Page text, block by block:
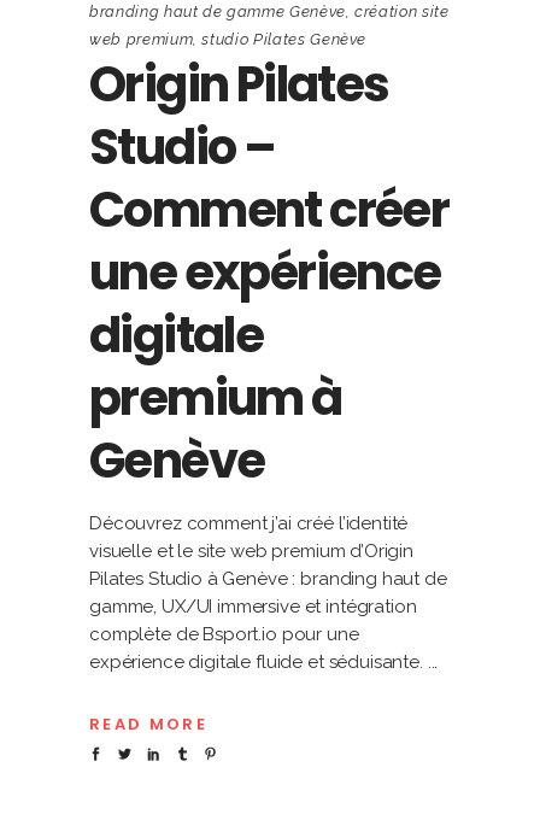
branding haut de gamme Genève ,création site
web premium ,studio Pilates Genève
Origin Pilates
Studio –
Comment créer
une expérience
digitale
premium à
Genève
Découvrez comment j’ai créé l’identité
visuelle et le site web premium d’Origin
Pilates Studio à Genève : branding haut de
gamme, UX/UI immersive et intégration
complète de Bsport.io pour une
expérience digitale fluide et séduisante.
READ MORE